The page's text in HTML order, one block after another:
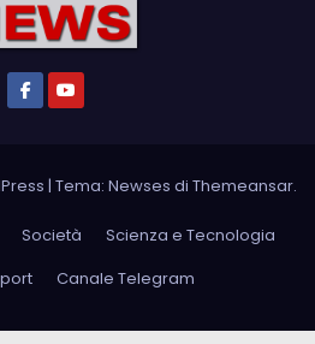
| Tema: Newses di Themeansar.
Società
Scienza e Tecnologia
Canale Telegram